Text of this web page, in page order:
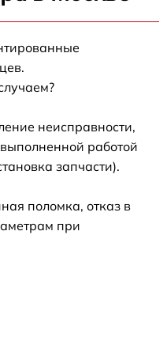
неисправности,
работой
запчасти).
поломка, отказ в
при